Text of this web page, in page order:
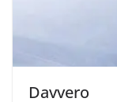
Davvero